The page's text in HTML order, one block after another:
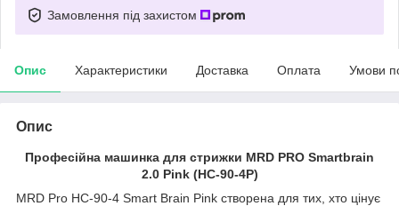
Замовлення під захистом
Опис Характеристики Доставка Оплата Умови
Опис
Професійна машинка для стрижки MRD PRO Smartbrain
2.0 Pink (HC-90-4P)
MRD Pro HC-90-4 Smart Brain Pink створена для тих, хто цінує